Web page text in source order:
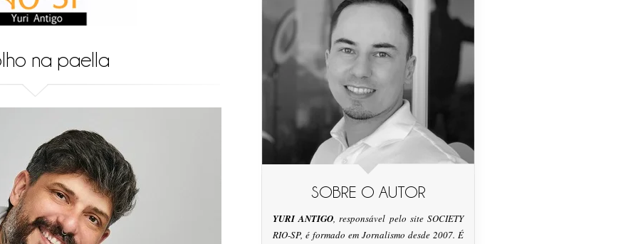
na paella
SOBRE O AUTOR
YURI ANTIGO, responsável pelo site SOCIETY
RIO-SP, é formado em Jornalismo desde 2007. É